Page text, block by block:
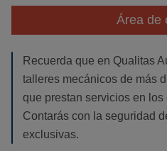
Área de
Recuerda que en Qualitas
talleres mecánicos de más
que prestan servicios en los
Contarás con la seguridad
exclusivas.